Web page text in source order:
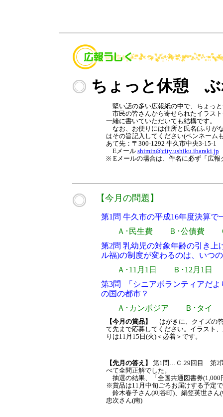
ちょっと休憩 ぶ
堅い話の多い広報紙の中で、ちょっ
市民の皆さんから寄せられたイラス
一緒に書いていただいても結構です。
なお、お便りには住所と氏名(ふりが
はその旨記入してください(ペンネーム
あて先：〒300-1292 牛久市中央3-15-
Eメール shimin@city.ushiku.ibaraki.jp
※ Eメールの場合は、件名に必ず「広
【今月の問題】
第1問 牛久市の平成16年度決算で
Ａ･民生費 Ｂ･公債費 Ｃ
第2問 乳幼児の対象年齢の引き上
ル福)の制度が変わるのは、いつ
Ａ･11月1日 Ｂ･12月1日
第3問
「シニアボランティアだ
の国の都市？
Ａ･カンボジア Ｂ･タイ
【今月の賞品】
はがきに、クイズの
て先まで応募してください。イラスト
りは11月15日(火)＜必着＞です。
【先月の答え】 第1問…Ｃ.29回目 第2
べて全問正解でした。
抽選の結果、「全国共通図書券(1,000
※賞品は11月中旬ごろお届けする予定
鈴木春子さん(刈谷町)、絹笠英世さん
忠次さん(南)